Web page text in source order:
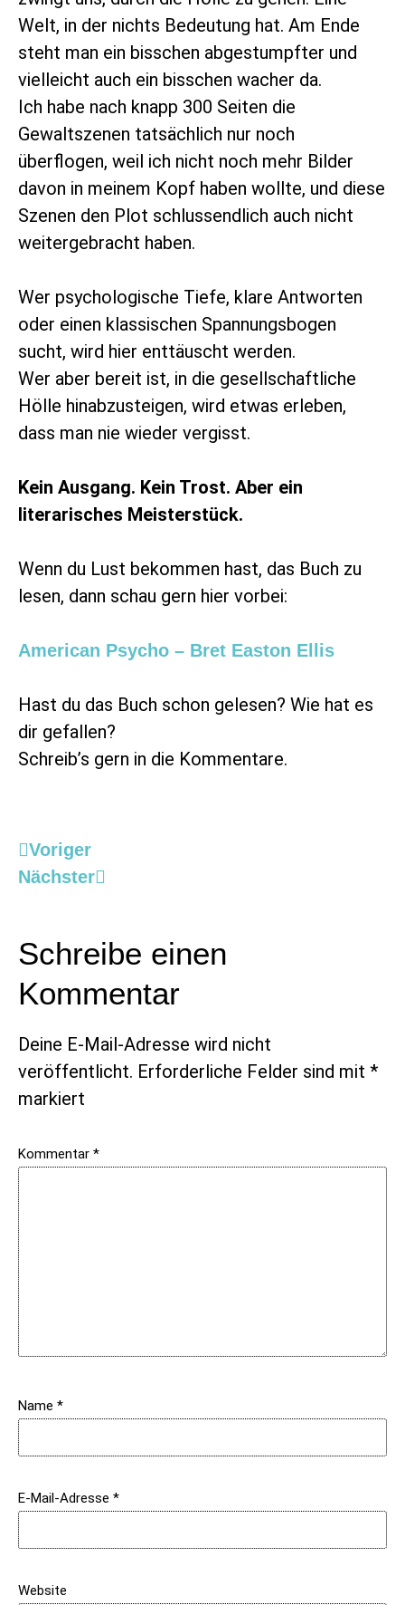
Welt, in der nichts Bedeutung hat. Am Ende
steht man ein bisschen abgestumpfter und
vielleicht auch ein bisschen wacher da.
Ich habe nach knapp 300 Seiten die
Gewaltszenen tatsächlich nur noch
überflogen, weil ich nicht noch mehr Bilder
davon in meinem Kopf haben wollte, und diese
Szenen den Plot schlussendlich auch nicht
weitergebracht haben.
Wer psychologische Tiefe, klare Antworten
oder einen klassischen Spannungsbogen
sucht, wird hier enttäuscht werden.
Wer aber bereit ist, in die gesellschaftliche
Hölle hinabzusteigen, wird etwas erleben,
dass man nie wieder vergisst.
Kein Ausgang. Kein Trost. Aber ein
literarisches Meisterstück.
Wenn du Lust bekommen hast, das Buch zu
lesen, dann schau gern hier vorbei:
American Psycho – Bret Easton Ellis
Hast du das Buch schon gelesen? Wie hat es
dir gefallen?
Schreib’s gern in die Kommentare.
Voriger
Nächster
Schreibe einen
Kommentar
Deine E-Mail-Adresse wird nicht
veröffentlicht. Erforderliche Felder sind mit *
markiert
Kommentar *
Name *
E-Mail-Adresse *
Website